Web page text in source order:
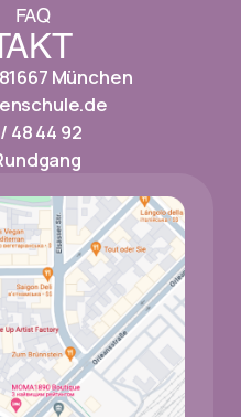
FAQ
München
48 44 92